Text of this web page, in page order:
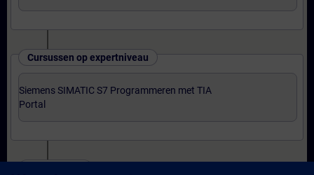
Cursussen op expertniveau
Siemens SIMATIC S7 Programmeren met TIA
Portal